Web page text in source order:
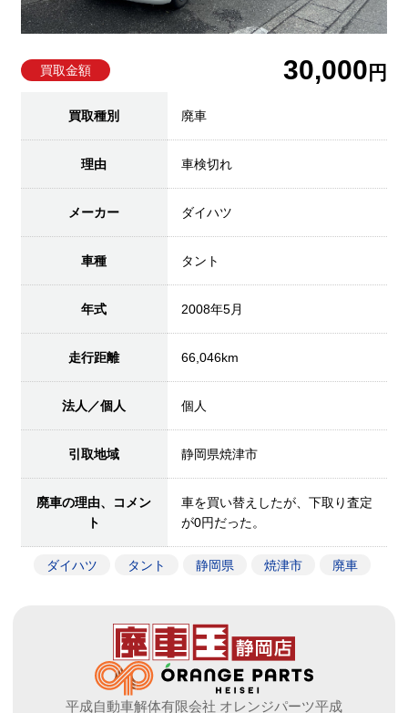
買取金額 30,000 円
買取種別 廃車
理由 車検切れ
メーカー ダイハツ
車種 タント
年式 2008年5月
走行距離 66,046km
法人／個人 個人
引取地域 静岡県焼津市
廃車の理由、コメン
ト
車を買い替えしたが、下取り査定
が0円だった。
ダイハツ タント 静岡県 焼津市 廃車
平成自動車解体有限会社 オレンジパーツ平成